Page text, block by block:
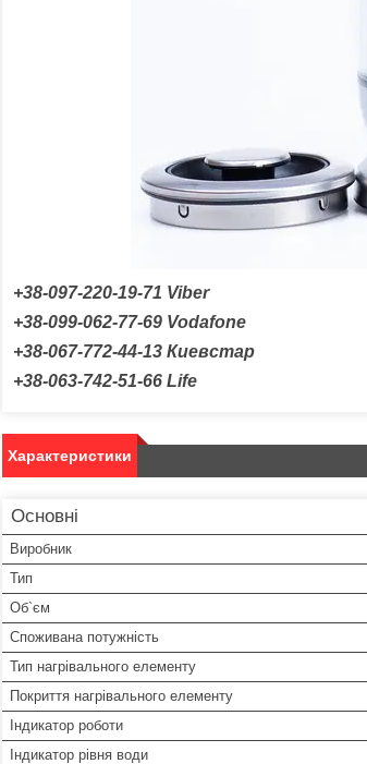
+38-097-220-19-71 Viber
+38-099-062-77-69 Vodafone
+38-067-772-44-13 Киевстар
+38-063-742-51-66 Life
Характеристики
Основні
Виробник
Тип
Об`єм
Споживана потужність
Тип нагрівального елементу
Покриття нагрівального елементу
Індикатор роботи
Індикатор рівня води